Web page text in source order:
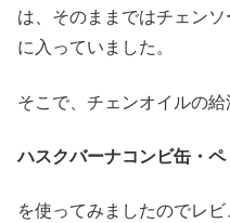
は、そのままではチェン
に入っていました。
そこで、チェンオイルの給
ハスクバーナコンビ缶・ペ
を使ってみましたのでレビ